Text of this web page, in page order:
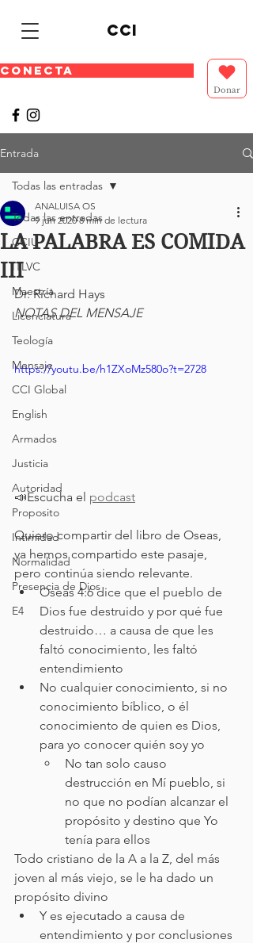
cci
CONECTA
Donar
Entrada
Todas las entradas
CCIU
ITLVC
Maestría
Licenciatura
Teología
Mensaje
CCI Global
English
Armados
Justicia
Autoridad
Proposito
Intimidad
Normalidad
Presencia de Dios
E4
Todas las entradas
LA PALABRA ES COMIDA
III
ANALUISA OS
9 jun 2020 8 min de lectura
Dr. Richard Hays
NOTAS DEL MENSAJE
https://youtu.be/h1ZXoMz580o?t=2728
📣Escucha el podcast
Quiero compartir del libro de Oseas,
ya hemos compartido este pasaje,
pero continúa siendo relevante.
Oseas 4:6 dice que el pueblo de
Dios fue destruido y por qué fue
destruido… a causa de que les
faltó conocimiento, les faltó
entendimiento
No cualquier conocimiento, si no
conocimiento bíblico, o él
conocimiento de quien es Dios,
para yo conocer quién soy yo
No tan solo causo
destrucción en Mí pueblo, si
no que no podían alcanzar el
propósito y destino que Yo
tenía para ellos
Todo cristiano de la A a la Z, del más
joven al más viejo, se le ha dado un
propósito divino
Y es ejecutado a causa de
entendimiento y por conclusiones